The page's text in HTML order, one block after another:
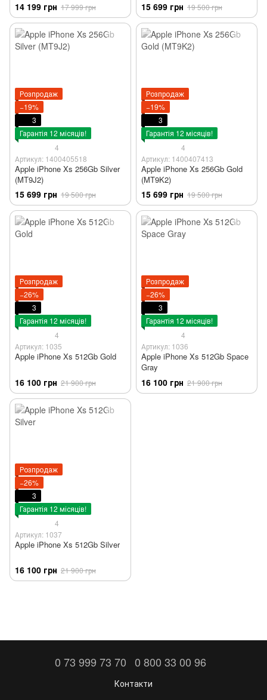
14 199 грн 17 999 грн 15 699 грн 19 500 грн
Розпродаж
−19%
3
Гарантія 12 місяців!
4
Артикул: 1400405518
Apple iPhone Xs 256Gb Silver
(MT9J2)
15 699 грн 19 500 грн
Розпродаж
−19%
3
Гарантія 12 місяців!
4
Артикул: 1400407413
Apple iPhone Xs 256Gb Gold
(MT9K2)
15 699 грн 19 500 грн
Розпродаж
−26%
3
Гарантія 12 місяців!
4
Артикул: 1035
Apple iPhone Xs 512Gb Gold
16 100 грн 21 900 грн
Розпродаж
−26%
3
Гарантія 12 місяців!
4
Артикул: 1036
Apple iPhone Xs 512Gb Space
Gray
16 100 грн 21 900 грн
Розпродаж
−26%
3
Гарантія 12 місяців!
4
Артикул: 1037
Apple iPhone Xs 512Gb Silver
16 100 грн 21 900 грн
0 73 999 73 70 0 800 33 00 96
Контакти